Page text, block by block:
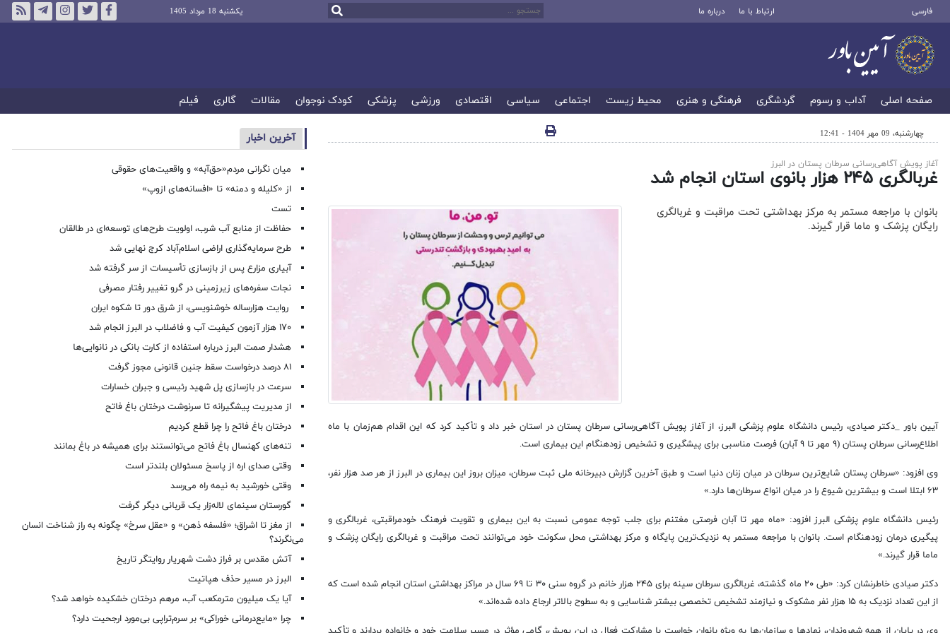
فارسی ارتباط با ما درباره ما یکشنبه 18 مرداد 1405
صفحه اصلی آداب و رسوم گردشگری فرهنگی و هنری محیط زیست اجتماعی سیاسی اقتصادی ورزشی پزشکی کودک نوجوان مقالات گالری فیلم
چهارشنبه، 09 مهر 1404 - 12:41
آغاز پویش آگاهی‌رسانی سرطان پستان در البرز
غربالگری ۲۴۵ هزار بانوی استان انجام شد
بانوان با مراجعه مستمر به مرکز بهداشتی تحت مراقبت و غربالگری
رایگان پزشک و ماما قرار گیرند.
آیین باور _دکتر صیادی، رئیس دانشگاه علوم پزشکی البرز، از آغاز پویش آگاهی‌رسانی سرطان پستان در استان خبر داد و تأکید کرد که این اقدام هم‌زمان با ماه
اطلاع‌رسانی سرطان پستان (۹ مهر تا ۹ آبان) فرصت مناسبی برای پیشگیری و تشخیص زودهنگام این بیماری است.
وی افزود: «سرطان پستان شایع‌ترین سرطان در میان زنان دنیا است و طبق آخرین گزارش دبیرخانه ملی ثبت سرطان، میزان بروز این بیماری در البرز از هر صد هزار نفر،
۶۳ ابتلا است و بیشترین شیوع را در میان انواع سرطان‌ها دارد.»
رئیس دانشگاه علوم پزشکی البرز افزود: «ماه مهر تا آبان فرصتی مغتنم برای جلب توجه عمومی نسبت به این بیماری و تقویت فرهنگ خودمراقبتی، غربالگری و
پیگیری درمان زودهنگام است. بانوان با مراجعه مستمر به نزدیک‌ترین پایگاه و مرکز بهداشتی محل سکونت خود می‌توانند تحت مراقبت و غربالگری رایگان پزشک و
ماما قرار گیرند.»
دکتر صیادی خاطرنشان کرد: «طی ۲۰ ماه گذشته، غربالگری سرطان سینه برای ۲۴۵ هزار خانم در گروه سنی ۳۰ تا ۶۹ سال در مراکز بهداشتی استان انجام شده است که
از این تعداد نزدیک به ۱۵ هزار نفر مشکوک و نیازمند تشخیص تخصصی بیشتر شناسایی و به سطوح بالاتر ارجاع داده شده‌اند.»
آخرین اخبار
میان نگرانی مردم«حق‌آبه» و واقعیت‌های حقوقی
از «کلیله و دمنه» تا «افسانه‌های ازوپ»
تست
حفاظت از منابع آب شرب، اولویت طرح‌های توسعه‌ای در طالقان
طرح سرمایه‌گذاری اراضی اسلام‌آباد کرج نهایی شد
آبیاری مزارع پس از بازسازی تأسیسات از سر گرفته شد
نجات سفره‌های زیرزمینی در گرو تغییر رفتار مصرفی
روایت هزارساله خوشنویسی، از شرق دور تا شکوه ایران
۱۷۰ هزار آزمون کیفیت آب و فاضلاب در البرز انجام شد
هشدار صمت البرز درباره استفاده از کارت بانکی در نانوایی‌ها
۸۱ درصد درخواست‌ سقط جنین قانونی مجوز گرفت
سرعت در بازسازی پل شهید رئیسی و جبران خسارات
از مدیریت پیشگیرانه تا سرنوشت درختان باغ فاتح
درختان باغ فاتح را چرا قطع کردیم
تنه‌های کهنسال باغ فاتح می‌توانستند برای همیشه در باغ بمانند
وقتی صدای اره از پاسخ مسئولان بلندتر است
وقتی خورشید به نیمه راه می‌رسد
گورستان سینمای لاله‌زار یک قربانی دیگر گرفت
از مغز تا اشراق؛ «فلسفه ذهن» و «عقل سرخ» چگونه به راز شناخت انسان
می‌نگرند؟
آتش مقدس بر فراز دشت شهریار روایتگر تاریخ
البرز در مسیر حذف هپاتیت
آیا یک میلیون مترمکعب آب، مرهم درختان خشکیده خواهد شد؟
چرا «مایع‌درمانی خوراکی» بر سرم‌تراپی بی‌مورد ارجحیت دارد؟